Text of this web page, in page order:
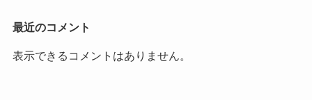
最近のコメント
表示できるコメントはありません。